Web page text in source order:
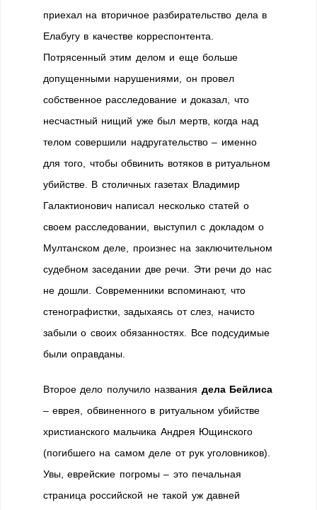
приехал на вторичное разбирательство дела в
Елабугу в качестве корреспонтента.
Потрясенный этим делом и еще больше
допущенными нарушениями, он провел
собственное расследование и доказал, что
несчастный нищий уже был мертв, когда над
телом совершили надругательство – именно
для того, чтобы обвинить вотяков в ритуальном
убийстве. В столичных газетах Владимир
Галактионович написал несколько статей о
своем расследовании, выступил с докладом о
Мултанском деле, произнес на заключительном
судебном заседании две речи. Эти речи до нас
не дошли. Современники вспоминают, что
стенографистки, задыхаясь от слез, начисто
забыли о своих обязанностях. Все подсудимые
были оправданы.
Второе дело получило названия дела Бейлиса
– еврея, обвиненного в ритуальном убийстве
христианского мальчика Андрея Ющинского
(погибшего на самом деле от рук уголовников).
Увы, еврейские погромы – это печальная
страница российской не такой уж давней